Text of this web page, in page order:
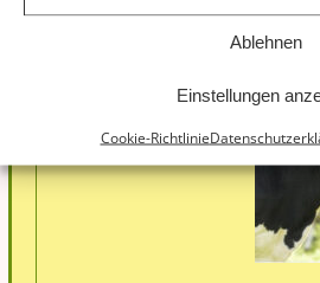
Ablehnen
Einstellungen
Cookie-Richtlinie
Hoffest